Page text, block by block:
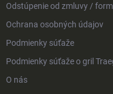
Odstúpenie od zmluvy /
Ochrana osobných údajov
Podmienky súťaže
Podmienky súťaže o gril
O nás